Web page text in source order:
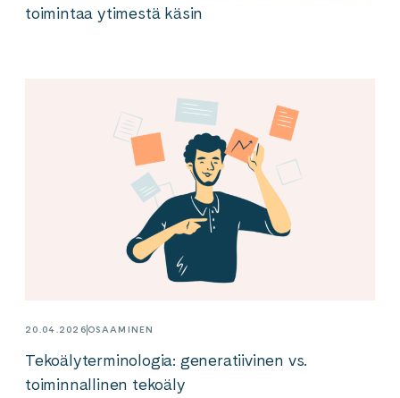
toimintaa ytimestä käsin
20.04.2026 OSAAMINEN
Tekoälyterminologia: generatiivinen vs.
toiminnallinen tekoäly